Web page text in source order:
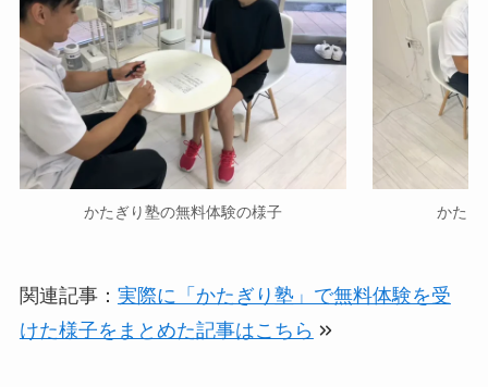
かたぎり塾の無料体験の様子 かたぎ
関連記事： 実際に「かたぎり塾」で無料体験を受
けた様子をまとめた記事はこちら